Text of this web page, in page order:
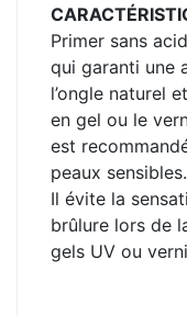
Primer sans
qui garanti une
l’ongle naturel
en gel ou le
est
peaux sensibles.
Il évite la
brûlure lors de
gels UV ou